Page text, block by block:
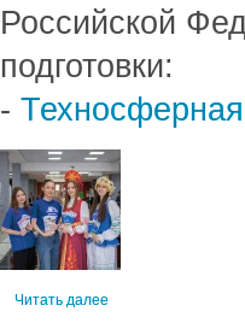
Российской
подготовки:
-
Читать далее